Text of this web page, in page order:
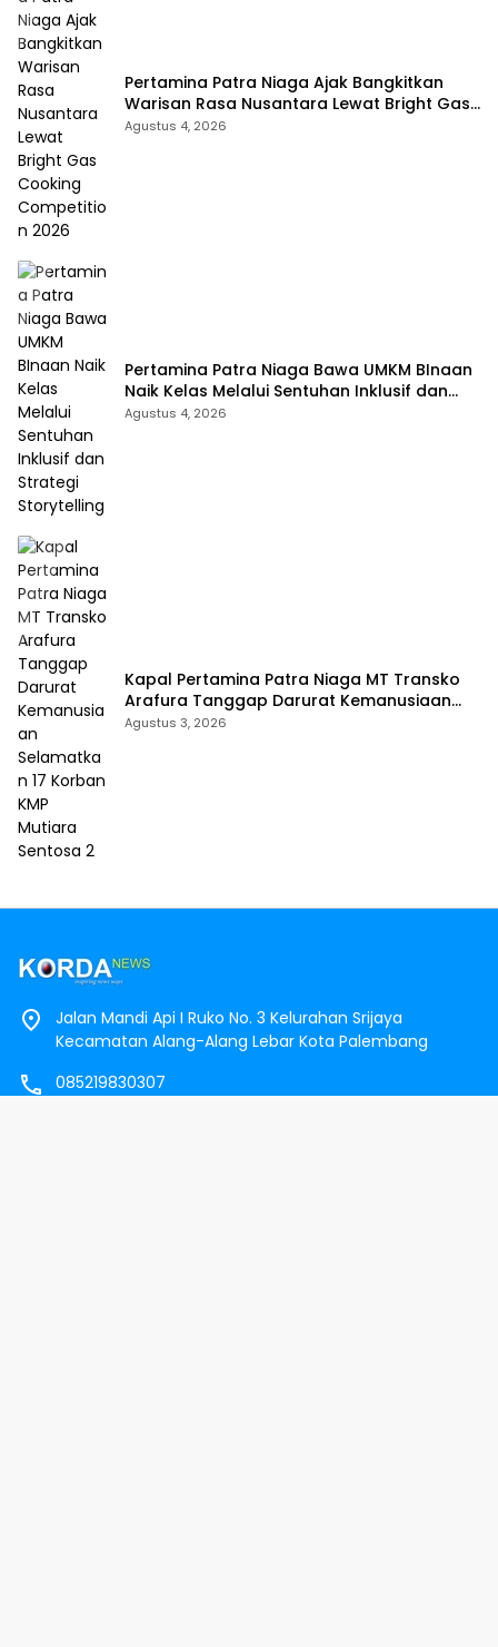
Pertamina Patra Niaga Ajak Bangkitkan
Warisan Rasa Nusantara Lewat Bright Gas
Cooking Competition 2026
Agustus 4, 2026
Pertamina Patra Niaga Bawa UMKM BInaan
Naik Kelas Melalui Sentuhan Inklusif dan
Strategi Storytelling
Agustus 4, 2026
Kapal Pertamina Patra Niaga MT Transko
Arafura Tanggap Darurat Kemanusiaan
Selamatkan 17 Korban KMP Mutiara
Agustus 3, 2026
Jalan Mandi Api I Ruko No. 3 Kelurahan Srijaya
Kecamatan Alang-Alang Lebar Kota Palembang
085219830307